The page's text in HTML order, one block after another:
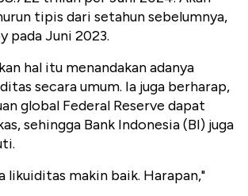
tipis dari setahun sebelumnya,
pada Juni 2023.
hal itu menandakan adanya
secara umum. Ia juga berharap,
global Federal Reserve dapat
sehingga Bank Indonesia (BI) juga
likuiditas makin baik. Harapan,"